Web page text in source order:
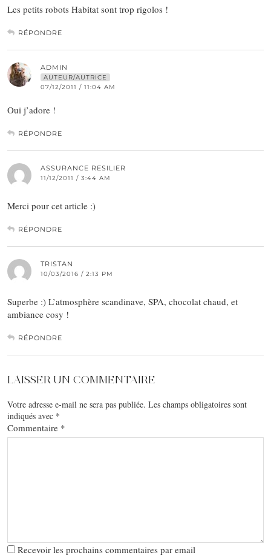
Les petits robots Habitat sont trop rigolos !
RÉPONDRE
ADMIN
AUTEUR/AUTRICE
07/12/2011 / 11:04 AM
Oui j’adore !
RÉPONDRE
ASSURANCE RESILIER
11/12/2011 / 3:44 AM
Merci pour cet article :)
RÉPONDRE
TRISTAN
10/03/2016 / 2:13 PM
Superbe :) L’atmosphère scandinave, SPA, chocolat chaud, et
ambiance cosy !
RÉPONDRE
LAISSER UN COMMENTAIRE
Votre adresse e-mail ne sera pas publiée. Les champs obligatoires sont
indiqués avec *
Commentaire *
Recevoir les prochains commentaires par email